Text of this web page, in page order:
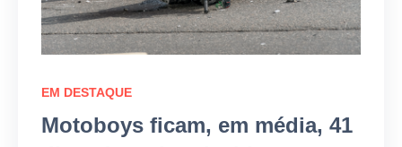
EM DESTAQUE
Motoboys ficam, em média, 41